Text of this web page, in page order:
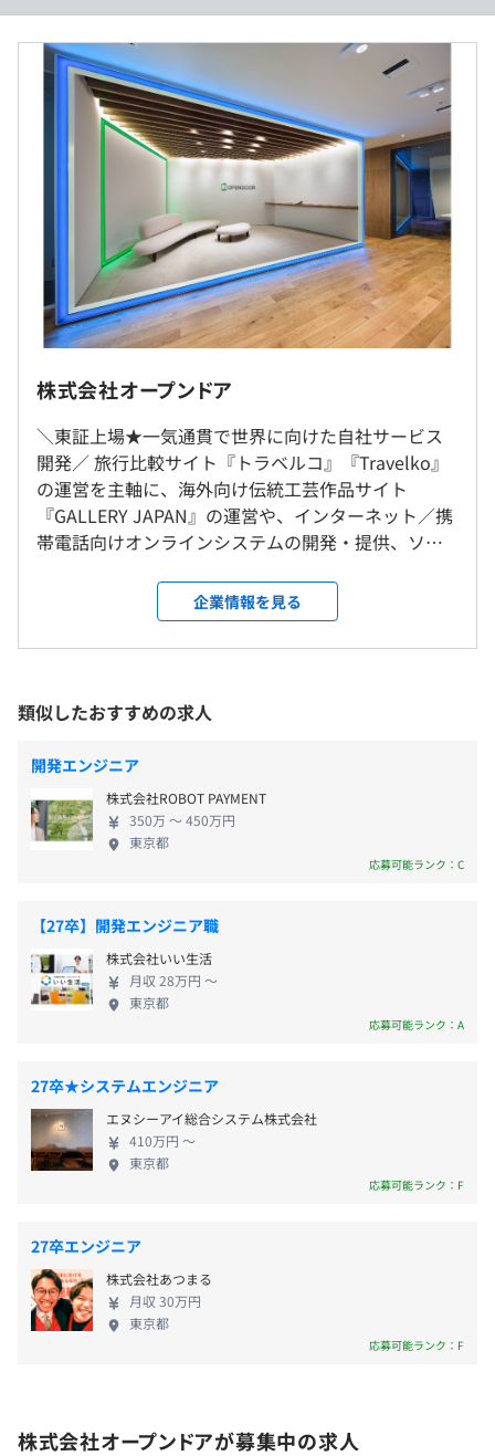
▼スキルアップ支援
・月1のシステム部の全体会議で各チームのスキルやサー
ビスを共有しています。
・新卒1～2名に対してメンターが1名つく教育体制のも
と、使用言語の研修はもちろん、エンジニアとしての心構
え等も学びながら成長できます。
・英会話スクール補助や外部研修受講、資格取得などを通
してスキルアップが可能です。
す。
・自社サービスのため、各メニュー担当の営業、企画、デ
（エンジニア視点からの機能提案なども推進していただき
・開発チーム内では、朝会や夕会にてタスクの進捗確認を
おこないます。
・社内に研究会制度があり、定期的に技術発表会、テーマ
■Web開発
・言語：PHP、JavaScript（jQuery）→React／
・バージョン管理：Github
・コミュニケーション：Teams
・その他ツール：Docker、Codeception、Jenkins
・半期ごとにスキル、PJT貢献、MBO（期初に設定した目
標をどれだけ達成することができたかによって評価をおこ
なう制度）、他部署評価など、多方面から評価し、年に1
回評価に応じて給与を定めています。
・チームごとに担当の管理職をつけ、具体的な評価が可能
東京本社勤務
就業場所の変更範囲
＜雇入時＞
東京都港区赤坂二丁目17番7号
赤坂溜池タワー6階
株式会社オープンドア 本社
＜変更範囲＞
会社の定める場所（在宅勤務を行う場所含む）
屋内原則禁煙（喫煙室あり）
■東京メトロ千代田線「赤坂駅」2番出口より徒歩4分
■東京メトロ銀座・南北線「溜池山王駅」11番出口より
徒歩4分
■東京メトロ銀座・丸の内線「赤坂見附駅」10番出口よ
り徒歩9分
■月給：266,700円
・基本給：212,000円
・固定残業代：54,700円（残業30時間分および深夜労
働割増分15時間分／超過分は別途支給）
は年収提示額を保証するものではありません）
10：00～19：00
休憩時間：12：00〜14：00の間で60分
平均残業時間：平均20～30時間／月
・完全週休2日制（土日、祝祭日）
・夏季休暇（3日）※7～9月の間で取得できます。
・年末年始休暇（12月29日～1月3日）
す。半休制度もあります。
・産前／産後休暇
・残業代
・交通費全額支給
なし
※褒賞金制度あり（年2回／4月、12月）
関東ITソフトウェア健康保険組合加入
社会保険完備（健康保険・厚生年金加入・雇用保険・労災
無期雇用
過去３年間の新卒採用者数の男女別人数
前年度 男性2人 女性3人
2年度前 男性9人 女性3人
3年度前 男性3人 女性8人
研修の有無及び内容
・新任管理職研修
など
自己啓発支援の有無及びその内容
各業務に応じた研修補助など
メンター制度の有無
あり
社内検定等の制度の有無及びその内容
なし
前年度の月平均所定外労働時間の実績
17.0時間
前年度の有給休暇の平均取得日数
男性1人/2人
女性2人/2人
役員及び管理的地位にある者に占める女性の割合
役員11.11%
株式会社オープンドア
＼東証上場★一気通貫で世界に向けた自社サービス
開発／ 旅行比較サイト『トラベルコ』『Travelko』
の運営を主軸に、海外向け伝統工芸作品サイト
『GALLERY JAPAN』の運営や、インターネット／携
帯電話向けオンラインシステムの開発・提供、ソフ
ロジーを重視しており、エンジニアは社員の4割を占
精神を持って挑戦を続ける弊社ならでは、社長室の
す。 年次関係なくユーザーのためになるアイデアを
根拠を持って提案することを大切にしています。 ま
た、ユーザー目線を徹底している社風だからこそ、
相手の立場に立って行動できる思い遣りがある社員
が多いアットホームな職場です。 東証上場の安定し
た基盤の中で若手から挑戦したいという方には非常
に向いている環境です。 ▼求める人物像 有名なユー
スタックエンジニアになりたい！という人 事業の成
長に貢献したい！という人 ▼スキルアップ支援 ・月
1のシステム部の全体会議で各チームのスキルやサー
ビスを共有しています。 ・新卒1～2名に対してメン
ターが1名つく教育体制のもと、使用言語の研修はも
成長できます。 ・英会話スクール補助や外部研修受
講、資格取得などを通してスキルアップが可能です。
▼働きやすい職場環境づくり ・有休取得率が90％超
えと非常に高く、長期休暇をとり旅行を楽しむ社員
もいます。 ・くるみんマークを取得しており、男女
とができます。 ・オフィスグリコ（置き菓子）やフ
リードリンクを設置しており、職場環境の向上に取
り組んでいます。
企業情報を見る
類似したおすすめの求人
開発エンジニア
株式会社ROBOT PAYMENT
350万 〜 450万円
東京都
応募可能ランク：C
【27卒】開発エンジニア職
株式会社いい生活
月収 28万円 〜
東京都
応募可能ランク：A
27卒★システムエンジニア
エヌシーアイ総合システム株式会社
410万円 〜
東京都
応募可能ランク：F
27卒エンジニア
株式会社あつまる
月収 30万円
東京都
応募可能ランク：F
株式会社オープンドアが募集中の求人